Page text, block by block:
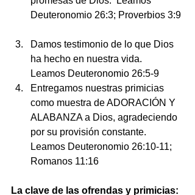
Deuteronomio 26:3; Proverbios 3:9
Damos testimonio de lo que Dios
ha hecho en nuestra vida.
Leamos Deuteronomio 26:5-9
Entregamos nuestras primicias
como muestra de ADORACIÓN Y
ALABANZA a Dios, agradeciendo
por su provisión constante.
Leamos Deuteronomio 26:10-11;
Romanos 11:16
La clave de las ofrendas y primicias: